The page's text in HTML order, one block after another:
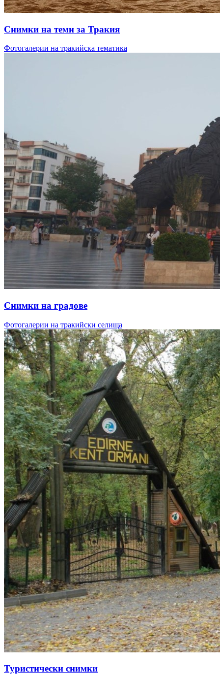
Снимки на теми за Тракия
Фотогалерии на тракийска тематика
Снимки на градове
Фотогалерии на тракийски селища
Туристически снимки